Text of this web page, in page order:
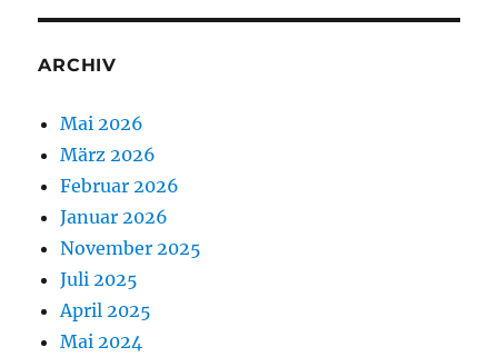
ARCHIV
Mai 2026
März 2026
Februar 2026
Januar 2026
November 2025
Juli 2025
April 2025
Mai 2024